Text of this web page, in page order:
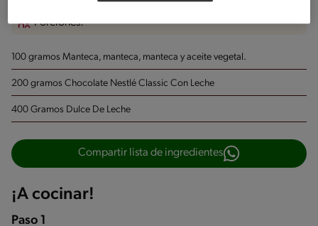
Porciones:
100 gramos Manteca, manteca, manteca y aceite vegetal.
200 gramos Chocolate Nestlé Classic Con Leche
400 Gramos Dulce De Leche
Compartir lista de ingredientes
¡A cocinar!
Paso 1